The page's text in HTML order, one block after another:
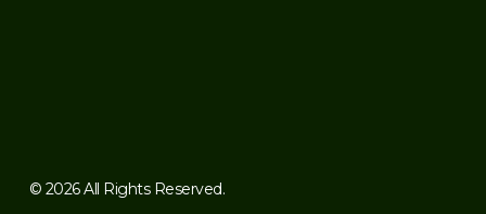
© 2026 All Rights Reserved.